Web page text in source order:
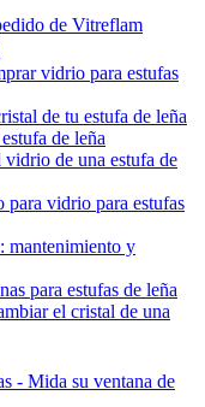
de Vitreflam
vidrio para estufas
de tu estufa de leña
de leña
de una estufa de
para vidrio para estufas
mantenimiento y
para estufas de leña
el cristal de una
- Mida su ventana de